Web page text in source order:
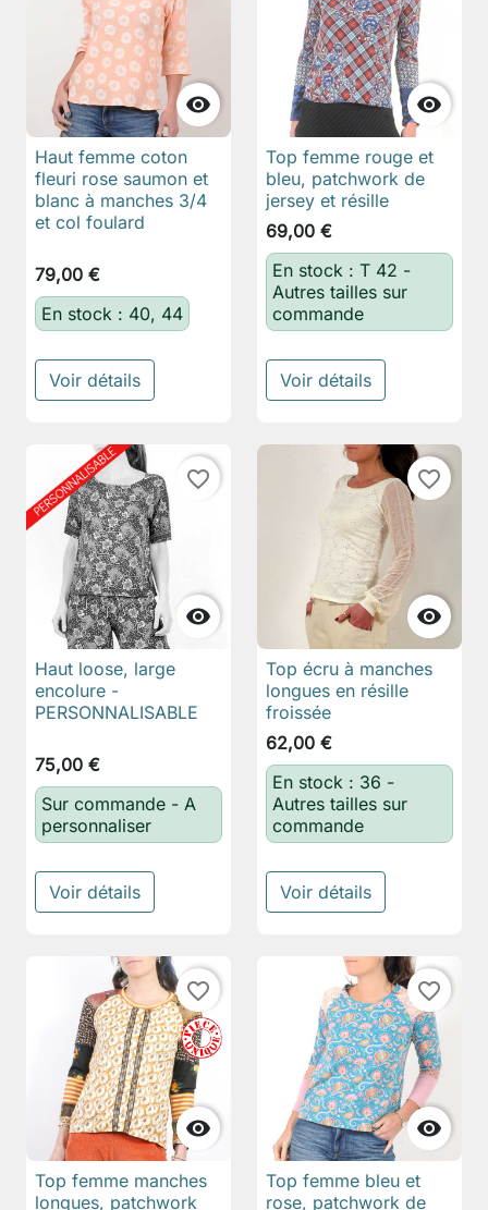

Haut femme coton
fleuri rose saumon et
blanc à manches 3/4
et col foulard
79,00 €
En stock : 40, 44
Voir détails

Top femme rouge et
bleu, patchwork de
jersey et résille
69,00 €
En stock : T 42 -
Autres tailles sur
commande
Voir détails

favorite_border
Haut loose, large
encolure -
PERSONNALISABLE
75,00 €
Sur commande - A
personnaliser
Voir détails

favorite_border
Top écru à manches
longues en résille
froissée
62,00 €
En stock : 36 -
Autres tailles sur
commande
Voir détails

favorite_border
Top femme manches
longues, patchwork

favorite_border
Top femme bleu et
rose, patchwork de